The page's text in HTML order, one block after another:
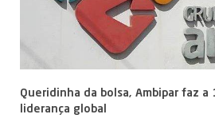
Queridinha da bolsa, Ambipar faz a
liderança global